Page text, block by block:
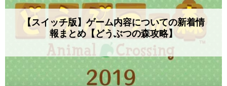
【スイッチ版】ゲーム内容についての新着情
報まとめ【どうぶつの森攻略】